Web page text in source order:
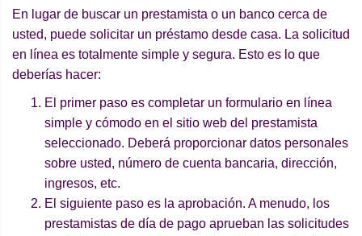
En lugar de buscar un prestamista o un banco cerca de
usted, puede solicitar un préstamo desde casa. La solicitud
en línea es totalmente simple y segura. Esto es lo que
deberías hacer:
El primer paso es completar un formulario en línea
simple y cómodo en el sitio web del prestamista
seleccionado. Deberá proporcionar datos personales
sobre usted, número de cuenta bancaria, dirección,
ingresos, etc.
El siguiente paso es la aprobación. A menudo, los
prestamistas de día de pago aprueban las solicitudes